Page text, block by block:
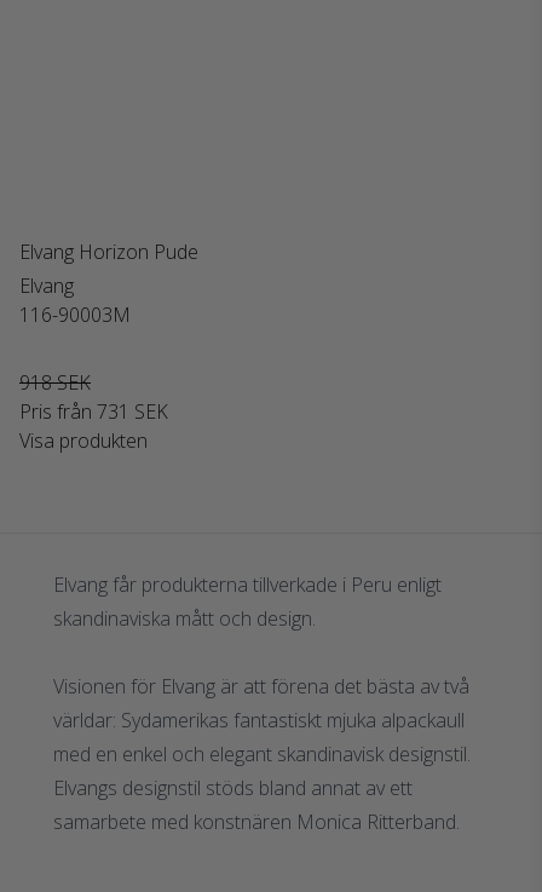
Elvang Horizon Pude
Elvang
116-90003M
918 SEK
Pris från 731 SEK
Visa produkten
Elvang får produkterna tillverkade i Peru enligt
skandinaviska mått och design.
Visionen för Elvang är att förena det bästa av två
världar: Sydamerikas fantastiskt mjuka alpackaull
med en enkel och elegant skandinavisk designstil.
Elvangs designstil stöds bland annat av ett
samarbete med konstnären Monica Ritterband.